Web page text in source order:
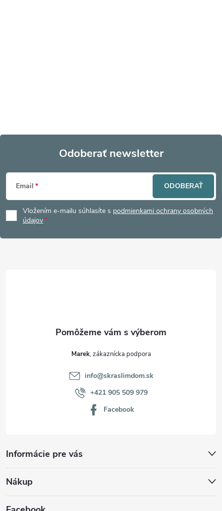
Z
á
p
Odoberať newsletter
Email
Vložením e-mailu súhlasíte s podmienkami ochrany osobných
údajov
ODOBERAŤ
Informácie pre vás
Nákup
Marek
info@skraslimdom.sk
+421 905 509 979
Facebook